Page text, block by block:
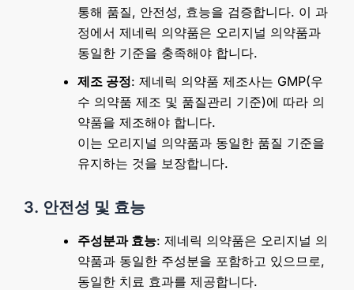
통해 품질, 안전성, 효능을 검증합니다. 이 과
정에서 제네릭 의약품은 오리지널 의약품과
동일한 기준을 충족해야 합니다.
제조 공정: 제네릭 의약품 제조사는 GMP(우
수 의약품 제조 및 품질관리 기준)에 따라 의
약품을 제조해야 합니다.
이는 오리지널 의약품과 동일한 품질 기준을
유지하는 것을 보장합니다.
3. 안전성 및 효능
주성분과 효능: 제네릭 의약품은 오리지널 의
약품과 동일한 주성분을 포함하고 있으므로,
동일한 치료 효과를 제공합니다.